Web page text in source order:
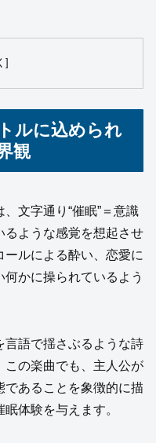
ルに込められ
観
文字通り“催眠”＝意識
るような感覚を想起させ
ールによる酔い、恋愛に
かに操られているよう
言語で揺さぶるような詩
この楽曲でも、主人公が
であることを象徴的に描
体験を与えます。